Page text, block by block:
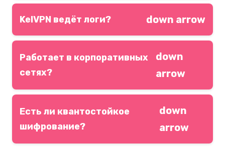
Абсолютно безопасно благодаря
автоматическому kill-switch.
KelVPN ведёт логи? down arrow
Никогда — строгая проверенная политика
нулевых логов.
Работает в корпоративных
сетях?
down
arrow
Да — стабильный доступ даже за строгими
файрволами.
Есть ли квантостойкое
шифрование?
down
arrow